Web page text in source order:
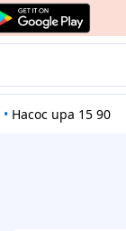
• Насос upa 15 90